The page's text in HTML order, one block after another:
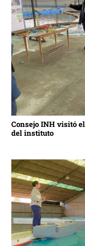
Consejo INH visitó
del instituto